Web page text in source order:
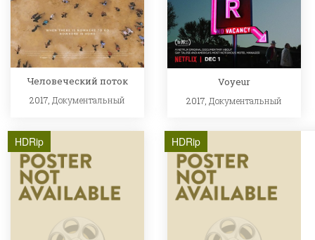
Человеческий поток
2017, Документальный
Voyeur
2017, Документальный
HDRip HDRip